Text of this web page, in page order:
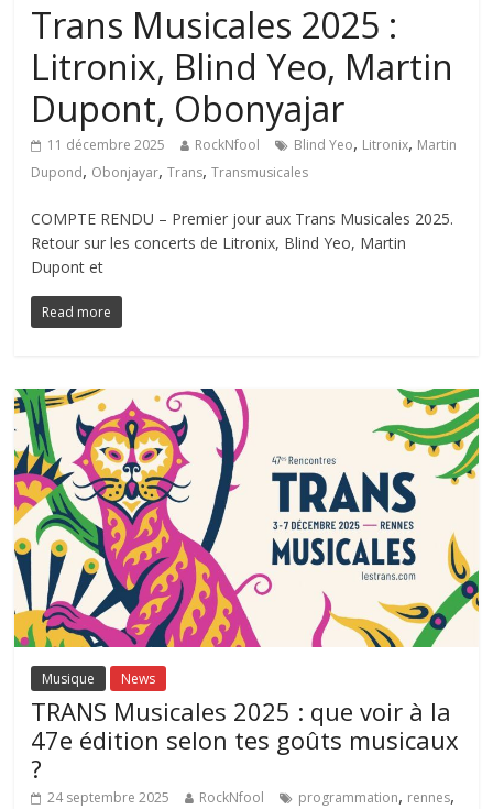
Trans Musicales 2025 :
Litronix, Blind Yeo, Martin
Dupont, Obonyajar
11 décembre 2025 RockNfool Blind Yeo, Litronix, Martin
Dupond, Obonjayar,Trans,Transmusicales
COMPTE RENDU – Premier jour aux Trans Musicales 2025.
Retour sur les concerts de Litronix, Blind Yeo, Martin
Dupont et
Read more
Musique News
TRANS Musicales 2025 : que voir à la
47e édition selon tes goûts musicaux
?
24 septembre 2025 RockNfool programmation, rennes,